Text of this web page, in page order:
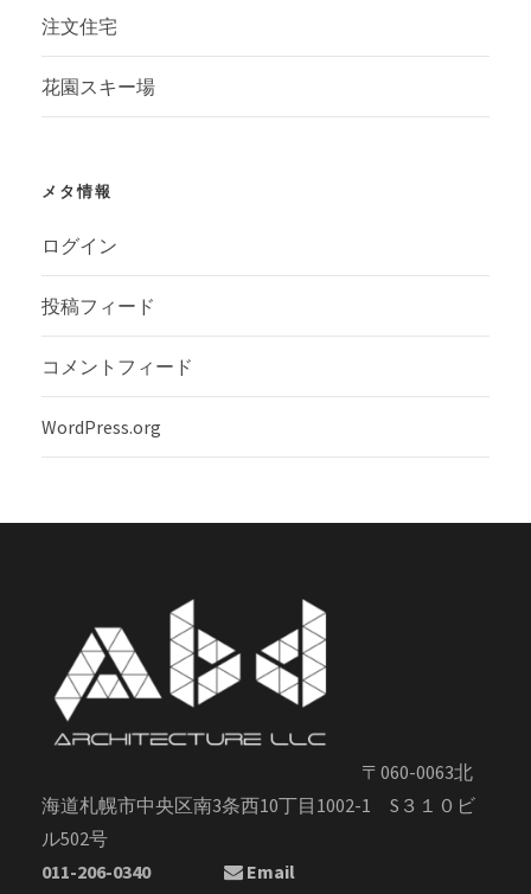
注文住宅
花園スキー場
メタ情報
ログイン
投稿フィード
コメントフィード
WordPress.org
〒060-0063北
海道札幌市中央区南3条西10丁目1002-1 S３１０ビ
ル502号
011-206-0340
Email